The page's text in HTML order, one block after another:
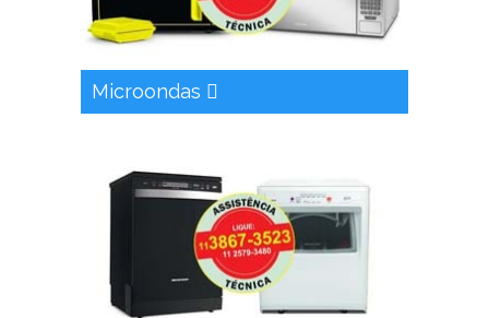
Microondas